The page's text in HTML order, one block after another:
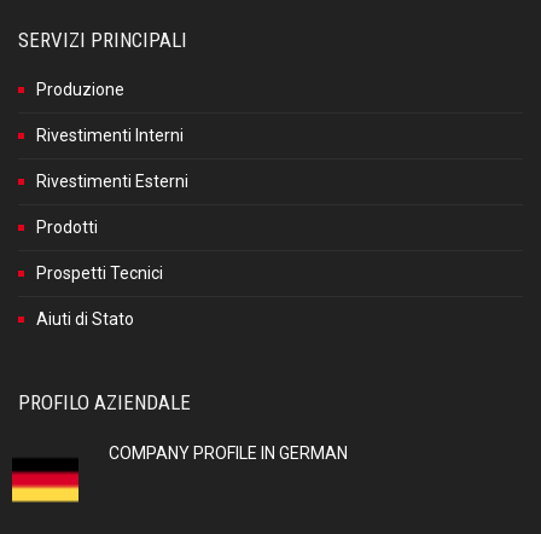
SERVIZI PRINCIPALI
Produzione
Rivestimenti Interni
Rivestimenti Esterni
Prodotti
Prospetti Tecnici
Aiuti di Stato
PROFILO AZIENDALE
COMPANY PROFILE IN GERMAN